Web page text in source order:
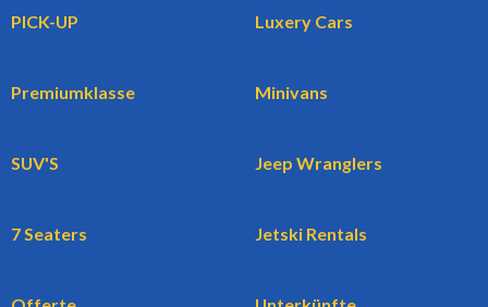
PICK-UP Luxery Cars
Premiumklasse Minivans
SUV'S Jeep Wranglers
7 Seaters Jetski Rentals